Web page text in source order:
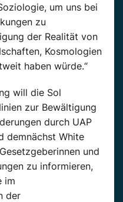
um uns bei
zu
der Realität von
Kosmologien
haben würde.“
will die Sol
zur Bewältigung
durch UAP
demnächst White
und
zu informieren,
im
der